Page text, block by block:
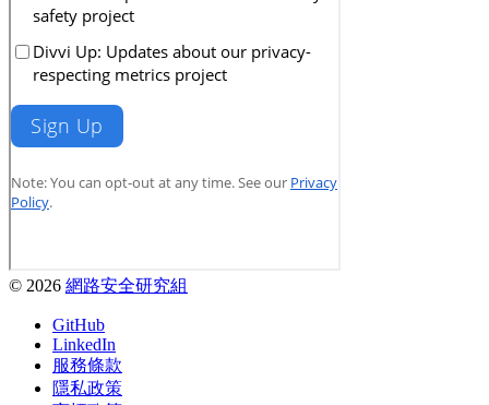
© 2026 網路安全研究組
GitHub
LinkedIn
服務條款
隱私政策